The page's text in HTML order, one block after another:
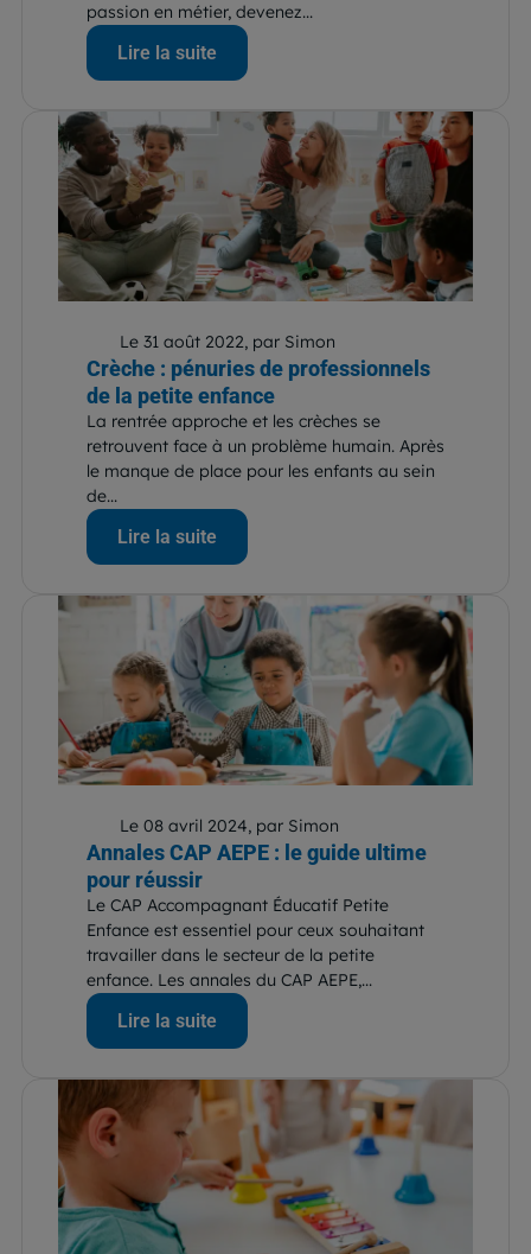
passion en métier, devenez...
Lire la suite
Le 31 août 2022, par Simon
Crèche : pénuries de professionnels
de la petite enfance
La rentrée approche et les crèches se
retrouvent face à un problème humain. Après
le manque de place pour les enfants au sein
de...
Lire la suite
Le 08 avril 2024, par Simon
Annales CAP AEPE : le guide ultime
pour réussir
Le CAP Accompagnant Éducatif Petite
Enfance est essentiel pour ceux souhaitant
travailler dans le secteur de la petite
enfance. Les annales du CAP AEPE,...
Lire la suite